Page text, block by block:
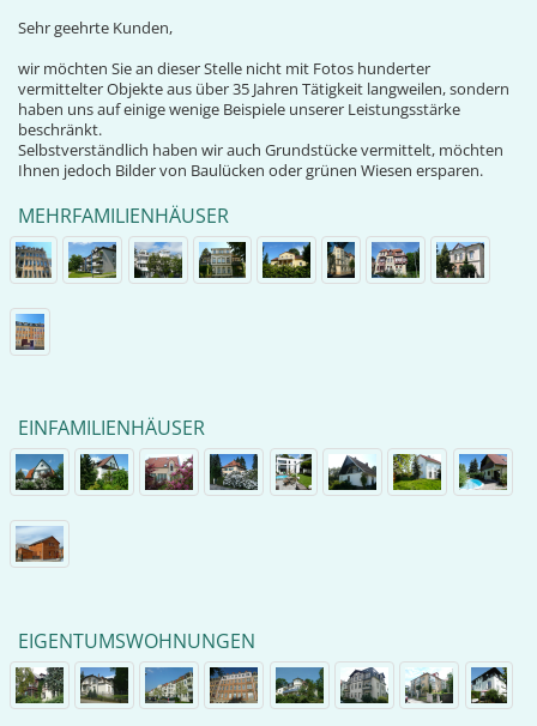
Sehr geehrte Kunden,
wir möchten Sie an dieser Stelle nicht mit Fotos hunderter
vermittelter Objekte aus über 35 Jahren Tätigkeit langweilen, sondern
haben uns auf einige wenige Beispiele unserer Leistungsstärke
beschränkt.
Selbstverständlich haben wir auch Grundstücke vermittelt, möchten
Ihnen jedoch Bilder von Baulücken oder grünen Wiesen ersparen.
MEHRFAMILIENHÄUSER
EINFAMILIENHÄUSER
EIGENTUMSWOHNUNGEN